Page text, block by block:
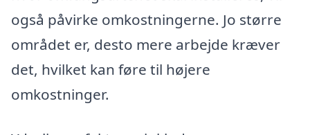
også påvirke omkostningerne. Jo større
området er, desto mere arbejde kræver
det, hvilket kan føre til højere
omkostninger.